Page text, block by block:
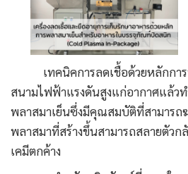
เทคนิคการลดเชื้อด้วยหลักการ
สนามไฟฟ้าแรงดันสูงแก่อากาศแล้ว
พลาสมาเย็นซึ่งมีคุณสมบัติที่สามาร
พลาสมาที่สร้างขึ้นสามารถสลายตัวก
เคมีตกค้าง